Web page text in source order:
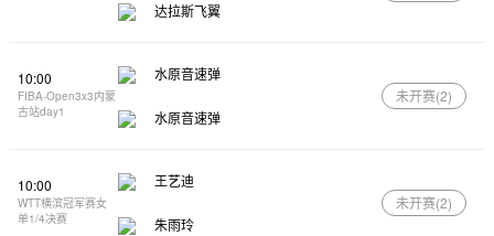
达拉斯飞翼
10:00
FIBA-Open3x3内蒙
古站day1
水原音速弹
水原音速弹
未开赛(2)
10:00
WTT横滨冠军赛女
单1/4决赛
王艺迪
朱雨玲
未开赛(2)